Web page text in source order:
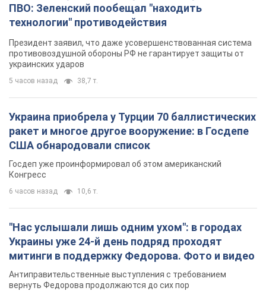
Госдеп уже проинформировал об этом американский
Конгресс
6 часов назад
Украины уже 24-й день подряд проходят
митинги в поддержку Федорова. Фото и видео
Антиправительственные выступления с требованием
вернуть Федорова продолжаются до сих пор
5 часов назад 4,0 т.